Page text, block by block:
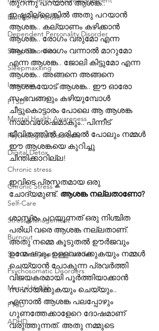
Emotional Abuse
Dependent Personality Disorder
Sleep Disorders
Sleepmaxxing
Insomnia
PTSD
Mental Health Awareness
Psychological Disorders
Digital Detox
Chronic stress
Chronic Stress
Self-Care
Stress Management
Burnout
Somatic Symptom disorder
Psychosomatic Disorders
Mental Health
PTSD
ADHD
തുറന്നു പറയാൻ ആശങ്ക..
ഇഷ്ടമില്ലെങ്കിൽ അതു പറയാൻ
ആശങ്ക.. കല്യാണം കഴിക്കാൻ
ആശങ്ക.. രോഗം വരുമോ എന്ന
ആശങ്ക.. രോഗം വന്നാൽ മാറുമോ
എന്ന ആശങ്ക.. ജോലി കിട്ടുമോ എന്ന
ആശങ്ക.. അങ്ങനെ അങ്ങനെ
ആശങ്കയോട് ആശങ്ക.. ഈ ഓരോ
സംഭവങ്ങളും കഴിയുമ്പോൾ
ചീട്ടുകൊട്ടാരം പോലെ ആ ആശങ്ക
നാമാവശേഷമാകും.. പിന്നീട്
ജീവിതത്തിൽ ഒരിക്കൽ പോലും നമ്മൾ
ഈ ആശങ്കയെ കുറിച്ചു
ചിന്തിക്കാറില്ല!
ഇവിടെ പ്രസ്കതമായ ഒരു
ചോദ്യമുണ്ട്. ആശങ്ക നല്ലതാണോ?
ശാസ്ത്രം പറയുന്നത് ഒരു നിശ്ചിത
പരിധി വരെ ആശങ്ക നല്ലതാണ്.
അതു നമ്മെ കൂടുതൽ ഊർജവും
ഉന്മേഷവും ഉള്ളവരാക്കുകയും നമ്മൾ
ചെയ്യാൻ പോകുന്ന പ്രവർത്തി
വിജയകരമായി പൂർത്തിയാക്കാൻ
സഹായിക്കുകയും ചെയ്യും..
എന്നാൽ ആശങ്ക പലപ്പോഴും
ഗുണത്തേക്കാളേറെ ദോഷമാണ്
വരുത്തുന്നത്. അതു നമ്മുടെ